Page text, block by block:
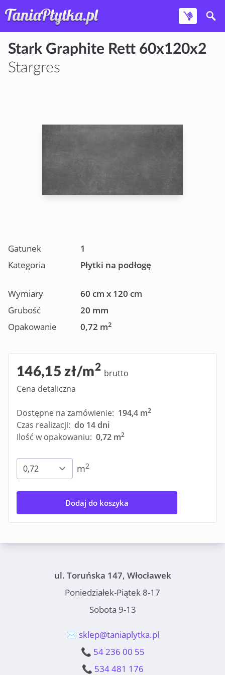
Stark Graphite Rett 60x120x2
Stargres
Gatunek
1
Kategoria
Płytki na podłogę
Wymiary
60 cm x 120 cm
Grubość
20 mm
Opakowanie
0,72 m2
146,15 zł/m2
brutto
Cena detaliczna
Dostępne na zamówienie: 194,4 m2
Czas realizacji: do 14 dni
Ilość w opakowaniu: 0,72 m2
m2
Dodaj do koszyka
ul. Toruńska 147, Włocławek
Poniedziałek-Piątek 8-17
Sobota 9-13
✉️ sklep@taniaplytka.pl
📞 54 236 00 55
📞 534 481 176